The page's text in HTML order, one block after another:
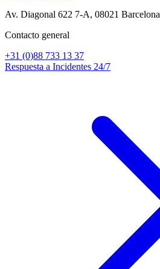
Av. Diagonal 622 7-A, 08021 Barcelona
Contacto general
+31 (0)88 733 13 37
Respuesta a Incidentes 24/7